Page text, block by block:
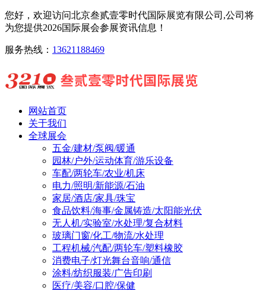
您好，欢迎访问北京叁贰壹零时代国际展览有限公司,公司将
为您提供2026国际展会参展资讯信息！
服务热线： 13621188469
网站首页
关于我们
全球展会
五金/建材/泵阀/暖通
园林/户外/运动体育/游乐设备
车配/两轮车/农业/机床
电力/照明/新能源/石油
家居/酒店/家具/珠宝
食品饮料/海事/金属铸造/太阳能光伏
无人机/实验室/水处理/复合材料
玻璃门窗/化工/物流/水处理
工程机械/汽配/两轮车/塑料橡胶
消费电子/灯光舞台音响/通信
涂料/纺织服装/广告印刷
医疗/美容/口腔/保健